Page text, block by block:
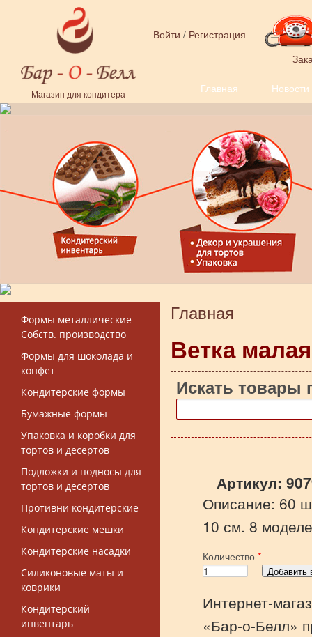
Перейти к основному содержанию
Магазин для кондитера
Войти / Регистрация
Главная Новости
Форма поиска
Формы металлические
Собств. производство
Формы для шоколада и
конфет
Кондитерские формы
Бумажные формы
Упаковка и коробки для
тортов и десертов
Подложки и подносы для
тортов и десертов
Противни кондитерские
Кондитерские мешки
Кондитерские насадки
Силиконовые маты и
коврики
Кондитерский
инвентарь
Вы здесь
Главная
Ветка
Искать товары
Артикул:
Описание: 60
10 см. 8
Количество *
Интернет-
«Бар-о-Белл»